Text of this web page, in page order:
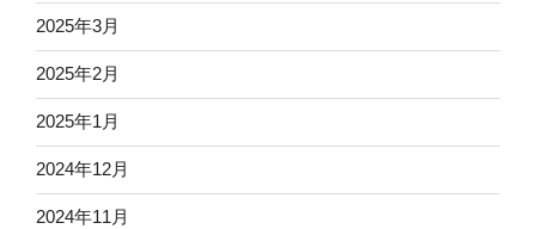
2025年3月
2025年2月
2025年1月
2024年12月
2024年11月